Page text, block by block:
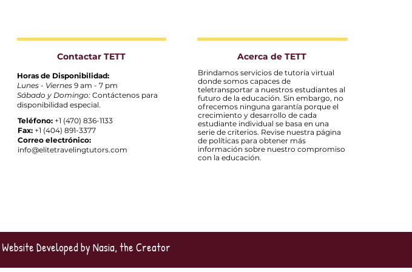
Contactar TETT
Horas de Disponibilidad:
Lunes - Viernes 9 am - 7 pm
Sábado y Domingo:Contáctenos para
disponibilidad especial.
Teléfono: +1 (470) 836-1133
Fax: +1 (404) 891-3377
Correo electrónico:
info@elitetravelingtutors.com
Acerca de TETT
Brindamos servicios de tutoría virtual
donde somos capaces de
teletransportar a nuestros estudiantes al
futuro de la educación. Sin embargo, no
ofrecemos ninguna garantía porque el
crecimiento y desarrollo de cada
estudiante individual se basa en una
serie de criterios. Revise nuestra página
de políticas para obtener más
información sobre nuestro compromiso
con la educación.
Website Developed by Nasia, the Creator